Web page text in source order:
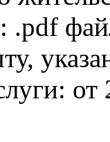
от